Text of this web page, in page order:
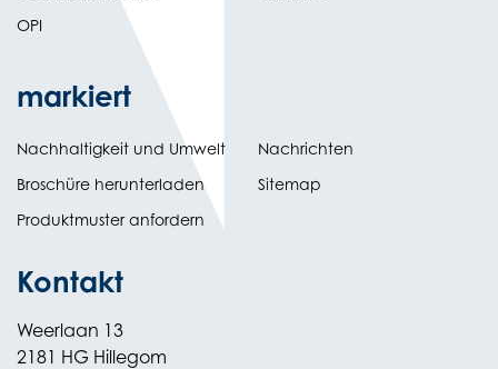
OPI
markiert
Nachhaltigkeit und Umwelt
Broschüre herunterladen(opens
in
new
Produktmuster anfordern
Nachrichten
Sitemap
Kontakt
Weerlaan 13
2181 HG Hillegom